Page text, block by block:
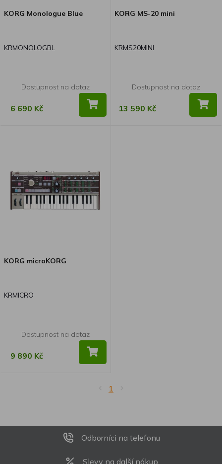
KORG Monologue Blue
KRMONOLOGBL
Dostupnost na dotaz
6 690 Kč
KORG MS-20 mini
KRMS20MINI
Dostupnost na dotaz
13 590 Kč
KORG microKORG
KRMICRO
Dostupnost na dotaz
9 890 Kč
1
Odborníci na telefonu
Slevy na další nákup